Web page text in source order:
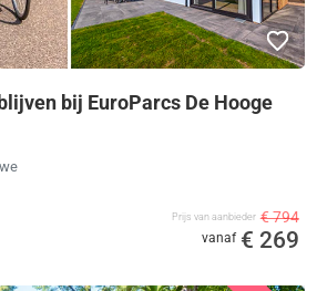
bij EuroParcs De Hooge
Prijs van aanbieder € 794
vanaf € 269